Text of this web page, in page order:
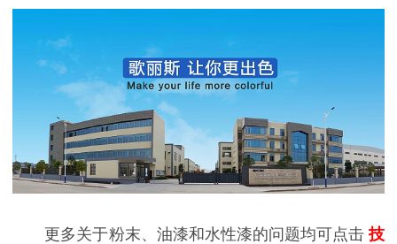
更多关于粉末、油漆和水性漆的问题均可点击 技